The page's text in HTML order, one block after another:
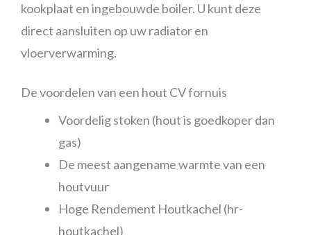
kookplaat en ingebouwde boiler. U kunt deze
direct aansluiten op uw radiator en
vloerverwarming.
De voordelen van een hout CV fornuis
Voordelig stoken (hout is goedkoper dan
gas)
De meest aangename warmte van een
houtvuur
Hoge Rendement Houtkachel (hr-
houtkachel)